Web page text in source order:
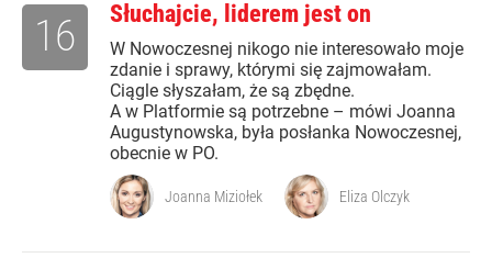
Słuchajcie, liderem jest on
W Nowoczesnej nikogo nie interesowało moje
zdanie i sprawy, którymi się zajmowałam.
Ciągle słyszałam, że są zbędne.
A w Platformie są potrzebne – mówi Joanna
Augustynowska, była posłanka Nowoczesnej,
obecnie w PO.
16
Joanna Miziołek Eliza Olczyk